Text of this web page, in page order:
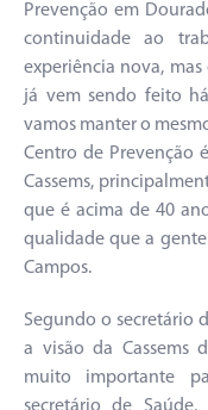
Prevenção em
continuidade ao
experiência nova,
já vem sendo feito
vamos manter o
Centro de Prevenção
Cassems,
que é acima de 40
qualidade que a gente
Campos.
Segundo o secretário
a visão da Cassems
muito importante